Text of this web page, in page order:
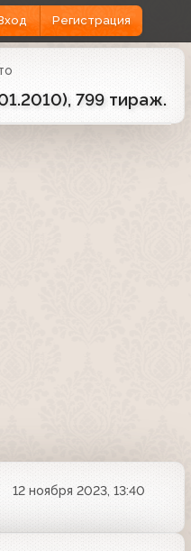
Регистрация
799 тираж.
12 ноября 2023, 13:40